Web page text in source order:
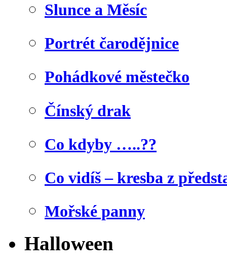
Slunce a Měsíc
Portrét čarodějnice
Pohádkové městečko
Čínský drak
Co kdyby …..??
Co vidíš – kresba z
Mořské panny
Halloween